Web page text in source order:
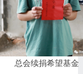
总会续捐希望基金